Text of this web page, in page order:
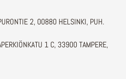
2, 00880 HELSINKI, PUH.
1 C, 33900 TAMPERE,